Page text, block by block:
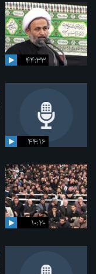
۴۴:۳۳
۴۴:۱۶
۱۰:۲۰